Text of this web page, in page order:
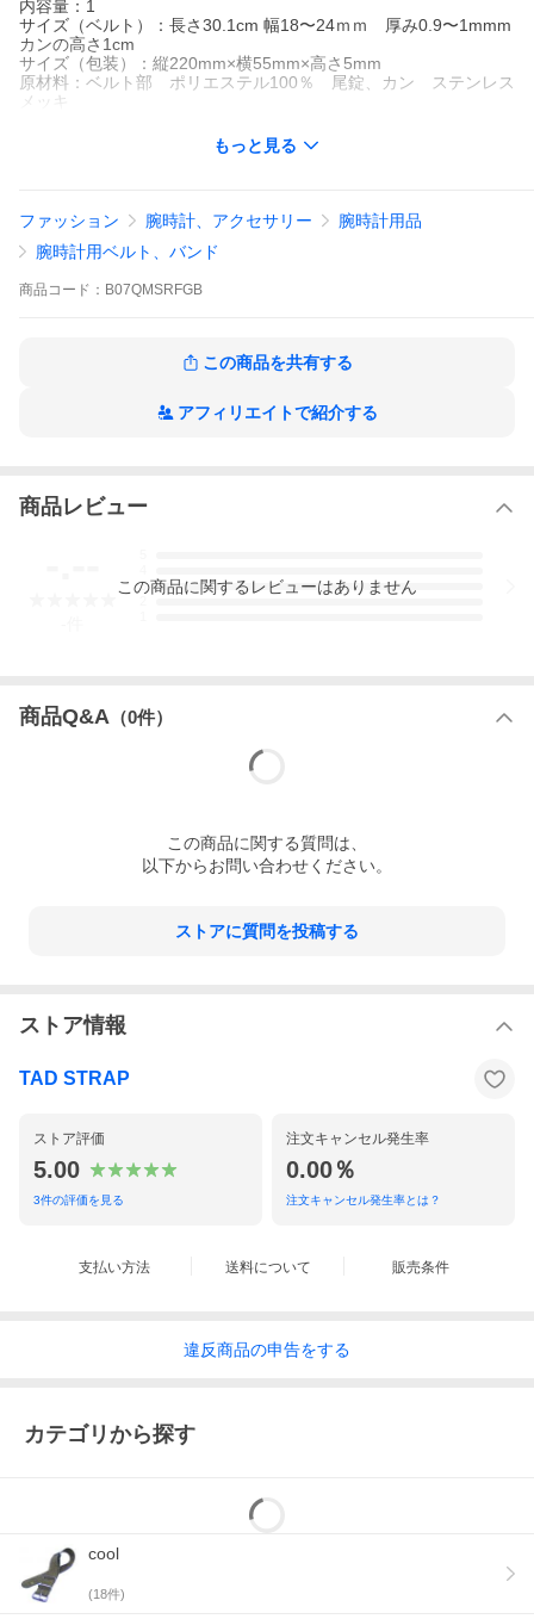
内容量：1
サイズ（ベルト）：長さ30.1cm 幅18〜24ｍｍ 厚み0.9〜1mmm
カンの高さ1cm
サイズ（包装）：縦220mm×横55mm×高さ5mm
原材料：ベルト部 ポリエステル100％ 尾錠、カン ステンレス
メッキ
もっと見る
ファッション 腕時計、アクセサリー
腕時計用品
腕時計用ベルト、バンド
商品 コード： B07QMSRFGB
この商品を共有する
アフィリエイトで紹介する
商品レビュー
3
この商品に関するレビューはありません
商品Q&A （0件）
この商品に関する質問は、
以下からお問い合わせください。
ストアに質問を投稿する
ストア情報
TAD STRAP
ストア評価
5.00
3件の評価を見る
注文キャンセル発生率
0.00％
注文キャンセル発生率とは？
支払い方法 送料について 販売条件
違反商品の申告をする
カテゴリから探す
cool
(18件)